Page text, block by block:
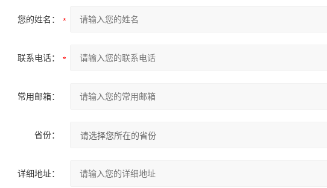
您的姓名：
联系电话：
常用邮箱：
省份：
详细地址：